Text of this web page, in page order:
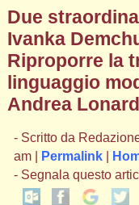
Due
Ivanka
Riproporre la
linguaggio
Andrea
- Scritto da
am |
Permalink|
- Segnala questo